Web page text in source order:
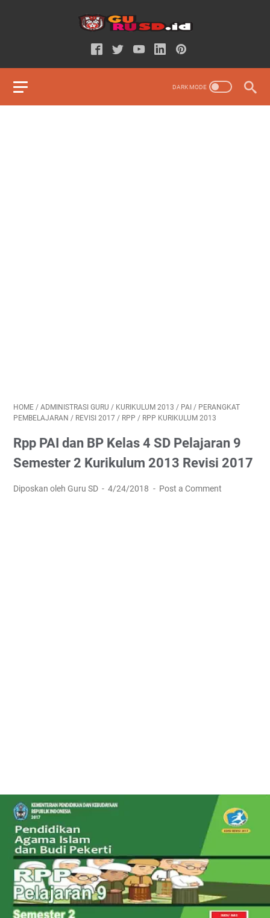
HOME / ADMINISTRASI GURU / KURIKULUM 2013 / PAI / PERANGKAT
PEMBELAJARAN / REVISI 2017 / RPP / RPP KURIKULUM 2013
Rpp PAI dan BP Kelas 4 SD Pelajaran 9
Semester 2 Kurikulum 2013 Revisi 2017
Diposkan oleh Guru SD 4/24/2018 Post a Comment